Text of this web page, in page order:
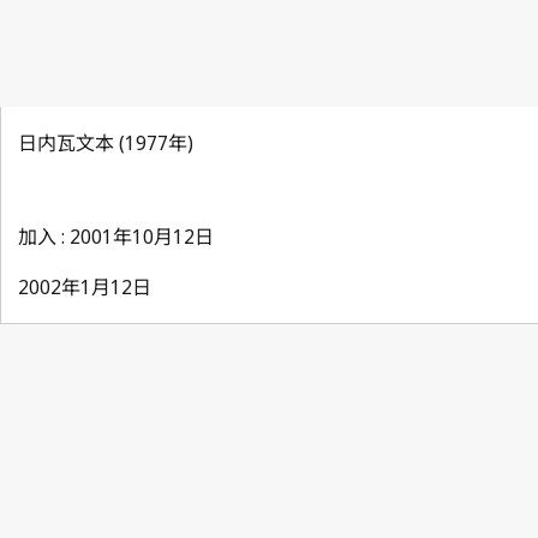
日内瓦文本 (1977年)
加入 : 2001年10月12日
2002年1月12日